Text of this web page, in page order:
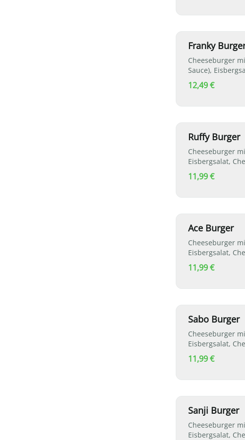
Franky
Cheeseburger
Sauce),
Röstzwiebeln
12,49 €
Ruffy Burger
Cheeseburger
Eisbergsalat,
11,99 €
Ace Burger
Cheeseburger
Eisbergsalat,
11,99 €
Sabo Burger
Cheeseburger
Eisbergsalat,
11,99 €
Sanji Burger
Cheeseburger
Eisbergsalat,